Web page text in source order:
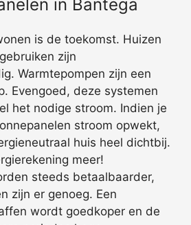
in Bantega
is de toekomst. Huizen
zijn
Warmtepompen zijn een
Evengoed, deze systemen
het nodige stroom. Indien je
stroom opwekt,
huis heel dichtbij.
meer!
steeds betaalbaarder,
zijn er genoeg. Een
wordt goedkoper en de